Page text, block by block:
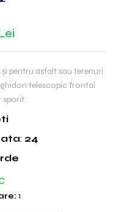
pentru asfalt sau terenuri
telescopic frontal
: 24
1